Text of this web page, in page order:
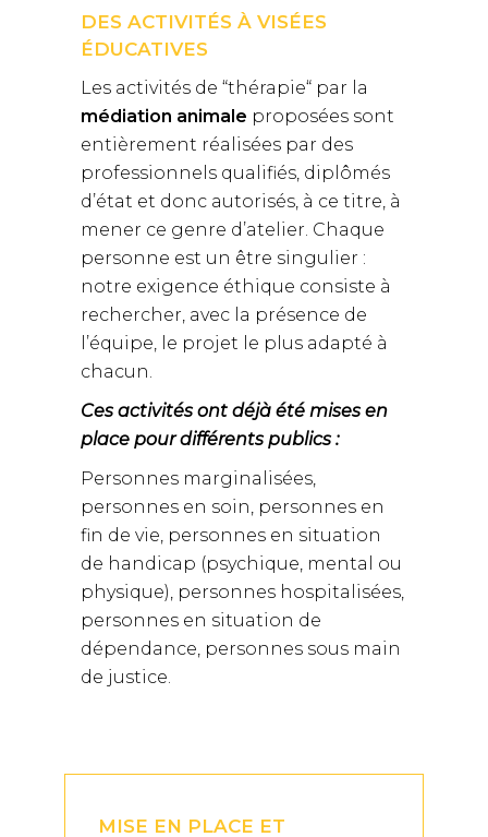
DES ACTIVITÉS À VISÉES
ÉDUCATIVES
Les activités de “thérapie“ par la
médiation animale proposées sont
entièrement réalisées par des
professionnels qualifiés, diplômés
d’état et donc autorisés, à ce titre, à
mener ce genre d’atelier. Chaque
personne est un être singulier :
notre exigence éthique consiste à
rechercher, avec la présence de
l’équipe, le projet le plus adapté à
chacun.
Ces activités ont déjà été mises en
place pour différents publics :
Personnes marginalisées,
personnes en soin, personnes en
fin de vie, personnes en situation
de handicap (psychique, mental ou
physique), personnes hospitalisées,
personnes en situation de
dépendance, personnes sous main
de justice.
MISE EN PLACE ET